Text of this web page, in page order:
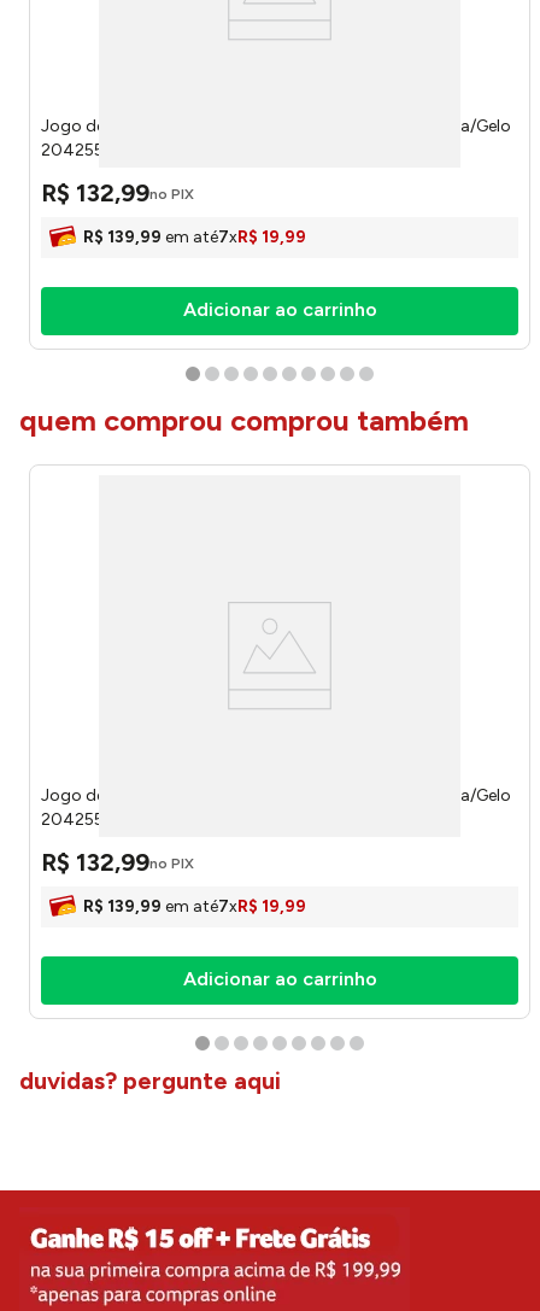
Jogo de Toalhas Loft 4 Peças 100% Algodão Cor Cinza/Gelo
204255 - Tecelagem Atlântica
R$ 132,99no PIX
R$ 139,99 em até7xR$ 19,99
Adicionar ao carrinho
quem comprou comprou também
Jogo de Toalhas Loft 4 Peças 100% Algodão Cor Cinza/Gelo
204255 - Tecelagem Atlântica
R$ 132,99no PIX
R$ 139,99 em até7xR$ 19,99
Adicionar ao carrinho
duvidas? pergunte aqui